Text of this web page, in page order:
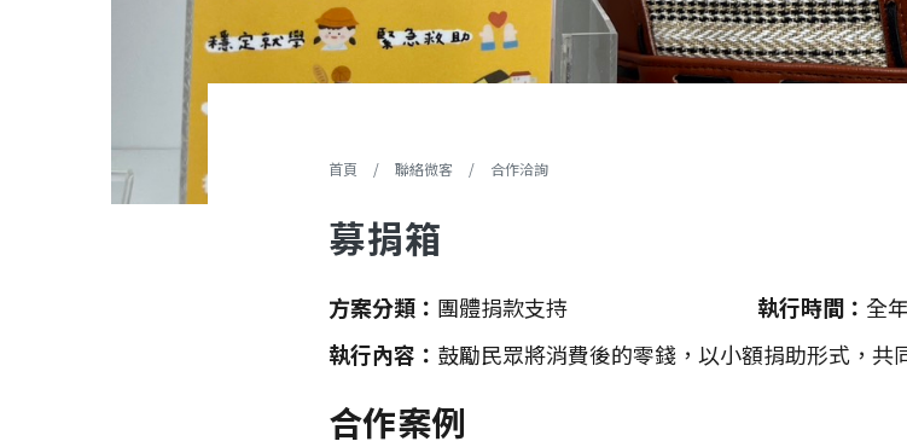
您在這裡
首頁 / 聯絡微客 / 合作洽詢
募捐箱
方案分類 團體捐款支持 執行時間 全
執行內容
鼓勵民眾將消費後的零錢，以小額捐助形式，共
合作案例